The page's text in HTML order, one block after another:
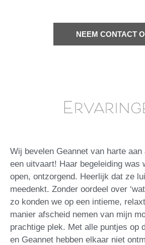
NEEM CONTACT
Wij bevelen Geannet van harte
een uitvaart! Haar begeleiding was
open, ontzorgend. Heerlijk dat ze
meedenkt. Zonder oordeel over
zo konden we op een intieme,
manier afscheid nemen van mijn
prachtige plek. Met alle puntjes op
en Geannet hebben elkaar niet